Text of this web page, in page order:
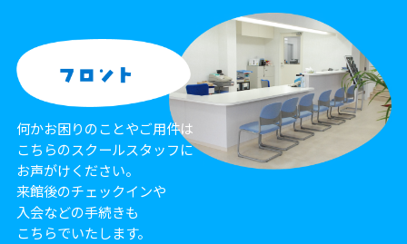
何かお困りのことやご用件は
こちらのスクールスタッフに
お声がけください。
来館後のチェックインや
入会などの手続きも
こちらでいたします。